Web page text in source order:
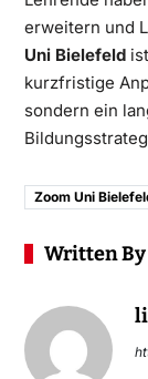
erweitern und
Uni Bielefeldist
kurzfristige
sondern ein
Zoom Uni
Written By